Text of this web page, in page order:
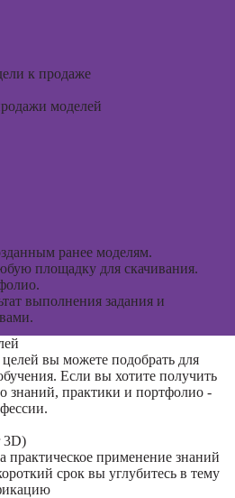
к продаже
моделей
ранее моделям.
площадку для скачивания.
выполнения задания и
вы можете подобрать для
Если вы хотите получить
знаний, практики и портфолио -
3D)
практическое применение знаний
срок вы углубитесь в тему